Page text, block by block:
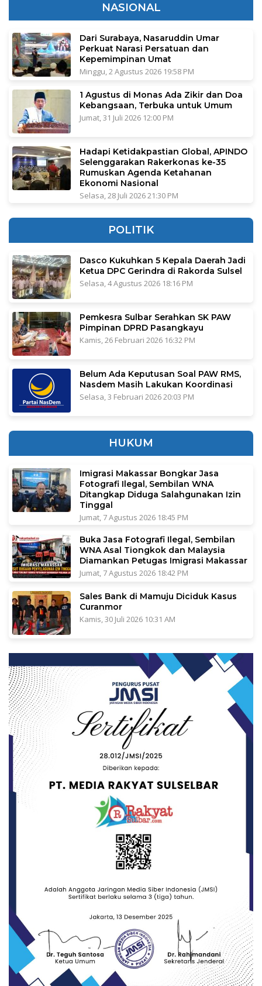
NASIONAL
Dari Surabaya, Nasaruddin Umar
Perkuat Narasi Persatuan dan
Kepemimpinan Umat
Minggu, 2 Agustus 2026 19:58 PM
1 Agustus di Monas Ada Zikir dan Doa
Kebangsaan, Terbuka untuk Umum
Jumat, 31 Juli 2026 12:00 PM
Hadapi Ketidakpastian Global, APINDO
Selenggarakan Rakerkonas ke-35
Rumuskan Agenda Ketahanan
Ekonomi Nasional
Selasa, 28 Juli 2026 21:30 PM
POLITIK
Dasco Kukuhkan 5 Kepala Daerah Jadi
Ketua DPC Gerindra di Rakorda Sulsel
Selasa, 4 Agustus 2026 18:16 PM
Pemkesra Sulbar Serahkan SK PAW
Pimpinan DPRD Pasangkayu
Kamis, 26 Februari 2026 16:32 PM
Belum Ada Keputusan Soal PAW RMS,
Nasdem Masih Lakukan Koordinasi
Selasa, 3 Februari 2026 20:03 PM
HUKUM
Imigrasi Makassar Bongkar Jasa
Fotografi Ilegal, Sembilan WNA
Ditangkap Diduga Salahgunakan Izin
Tinggal
Jumat, 7 Agustus 2026 18:45 PM
Buka Jasa Fotografi Ilegal, Sembilan
WNA Asal Tiongkok dan Malaysia
Diamankan Petugas Imigrasi Makassar
Jumat, 7 Agustus 2026 18:42 PM
Sales Bank di Mamuju Diciduk Kasus
Curanmor
Kamis, 30 Juli 2026 10:31 AM